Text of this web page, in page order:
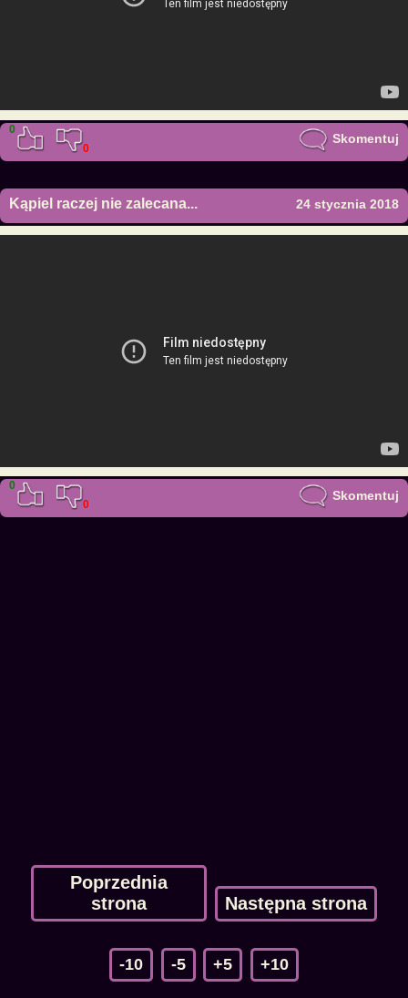
0
0
Skomentuj
Kąpiel raczej nie zalecana... 24 stycznia 2018
0
0
Skomentuj
Poprzednia
strona
Następna strona
-10 -5 +5 +10